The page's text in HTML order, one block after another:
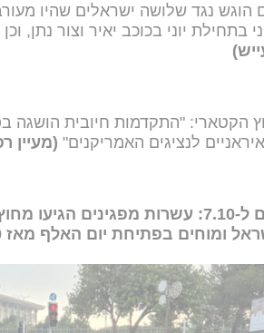
הוגש נגד שלושה ישראלים שהיו
בתחילת יוני בכוכב יאיר וצור
הקטארי: "התקדמות חיובית הושגה
לנציגים האמריקנים" (מעיין
1,000 ימים ל-7.10: עשרות מפגינים
ומוחים בפתיחת יום האלף מאז 7.10 (שלומי הלר)